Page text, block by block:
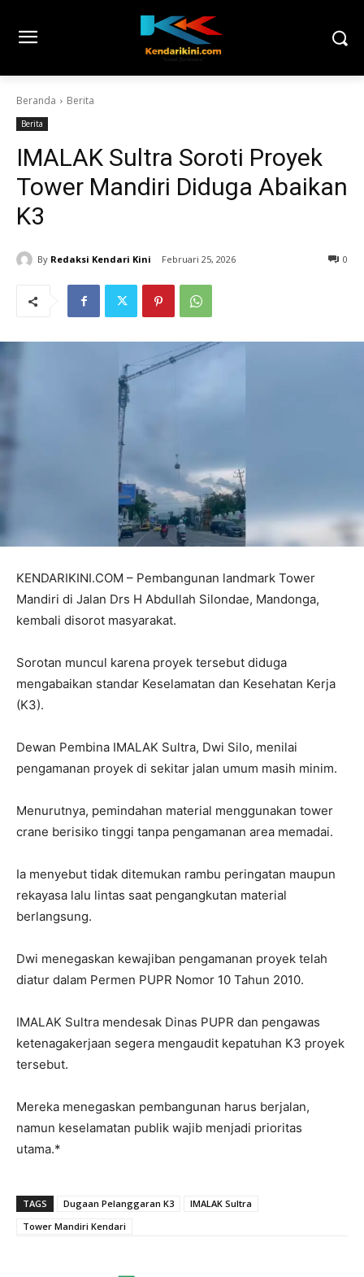
Beranda Berita
Berita
IMALAK Sultra Soroti Proyek
Tower Mandiri Diduga Abaikan
K3
By Redaksi Kendari Kini Februari 25, 2026 0
KENDARIKINI.COM – Pembangunan landmark Tower
Mandiri di Jalan Drs H Abdullah Silondae, Mandonga,
kembali disorot masyarakat.
Sorotan muncul karena proyek tersebut diduga
mengabaikan standar Keselamatan dan Kesehatan Kerja
(K3).
Dewan Pembina IMALAK Sultra, Dwi Silo, menilai
pengamanan proyek di sekitar jalan umum masih minim.
Menurutnya, pemindahan material menggunakan tower
crane berisiko tinggi tanpa pengamanan area memadai.
Ia menyebut tidak ditemukan rambu peringatan maupun
rekayasa lalu lintas saat pengangkutan material
berlangsung.
Dwi menegaskan kewajiban pengamanan proyek telah
diatur dalam Permen PUPR Nomor 10 Tahun 2010.
IMALAK Sultra mendesak Dinas PUPR dan pengawas
ketenagakerjaan segera mengaudit kepatuhan K3 proyek
tersebut.
Mereka menegaskan pembangunan harus berjalan,
namun keselamatan publik wajib menjadi prioritas
utama.*
TAGS Dugaan Pelanggaran K3
IMALAK Sultra
Tower Mandiri Kendari